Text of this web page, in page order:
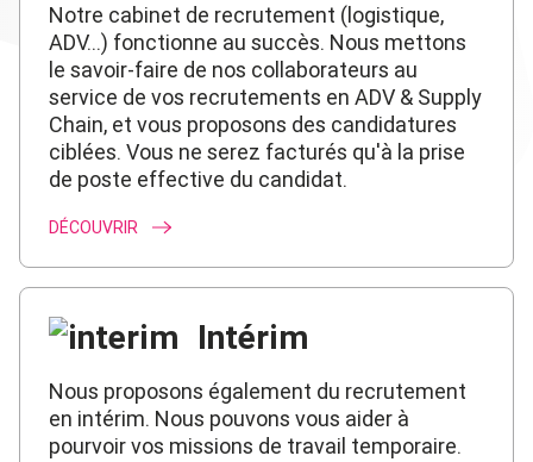
Notre cabinet de recrutement (logistique,
ADV...) fonctionne au succès. Nous mettons
le savoir-faire de nos collaborateurs au
service de vos recrutements en ADV & Supply
Chain, et vous proposons des candidatures
ciblées. Vous ne serez facturés qu'à la prise
de poste effective du candidat.
DÉCOUVRIR
Intérim
Nous proposons également du recrutement
en intérim. Nous pouvons vous aider à
pourvoir vos missions de travail temporaire.